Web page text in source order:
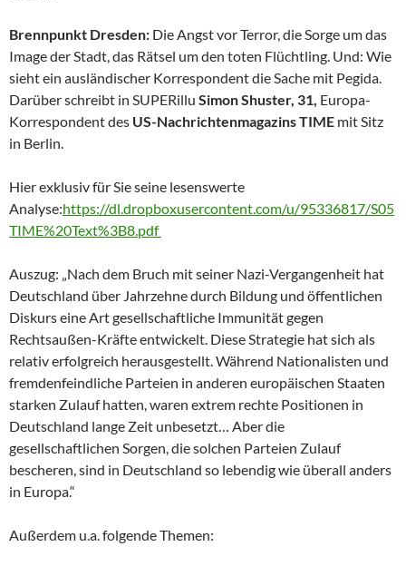
Brennpunkt Dresden: Die Angst vor Terror, die Sorge um das
Image der Stadt, das Rätsel um den toten Flüchtling. Und: Wie
sieht ein ausländischer Korrespondent die Sache mit Pegida.
Darüber schreibt in SUPERillu Simon Shuster, 31, Europa-
Korrespondent des US-Nachrichtenmagazins TIME mit Sitz
in Berlin.
Hier exklusiv für Sie seine lesenswerte
Analyse:https://dl.dropboxusercontent.com/u/95336817/S05
TIME%20Text%3B8.pdf
Auszug: „Nach dem Bruch mit seiner Nazi-Vergangenheit hat
Deutschland über Jahrzehne durch Bildung und öffentlichen
Diskurs eine Art gesellschaftliche Immunität gegen
Rechtsaußen-Kräfte entwickelt. Diese Strategie hat sich als
relativ erfolgreich herausgestellt. Während Nationalisten und
fremdenfeindliche Parteien in anderen europäischen Staaten
starken Zulauf hatten, waren extrem rechte Positionen in
Deutschland lange Zeit unbesetzt… Aber die
gesellschaftlichen Sorgen, die solchen Parteien Zulauf
bescheren, sind in Deutschland so lebendig wie überall anders
in Europa.“
Außerdem u.a. folgende Themen: